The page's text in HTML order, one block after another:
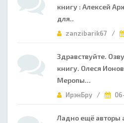
книгу : Алексей
для..
zanzibarik67 /
Здравствуйте.
книгу. Олеся
Меропы...
ИрэнБру /
Ладно ещё авторы